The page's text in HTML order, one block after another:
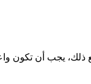
يجب أن تكون